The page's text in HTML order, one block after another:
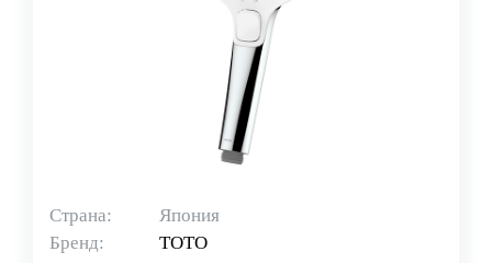
Страна:
Япония
Бренд:
TOTO